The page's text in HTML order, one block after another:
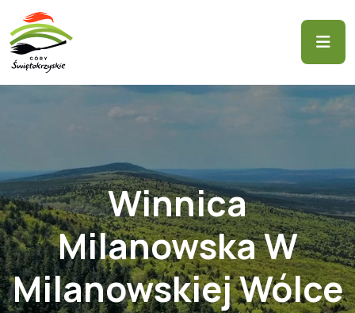
Winnica
Milanowska W
Milanowskiej Wólce